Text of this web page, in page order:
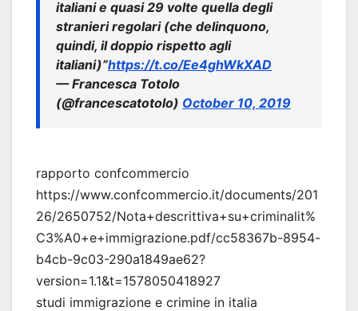
italiani e quasi 29 volte quella degli
stranieri regolari (che delinquono,
quindi, il doppio rispetto agli
italiani)”https://t.co/Ee4ghWkXAD
— Francesca Totolo
(@francescatotolo) October 10, 2019
rapporto confcommercio
https://www.confcommercio.it/documents/201
26/2650752/Nota+descrittiva+su+criminalit%
C3%A0+e+immigrazione.pdf/cc58367b-8954-
b4cb-9c03-290a1849ae62?
version=1.1&t=1578050418927
studi immigrazione e crimine in italia